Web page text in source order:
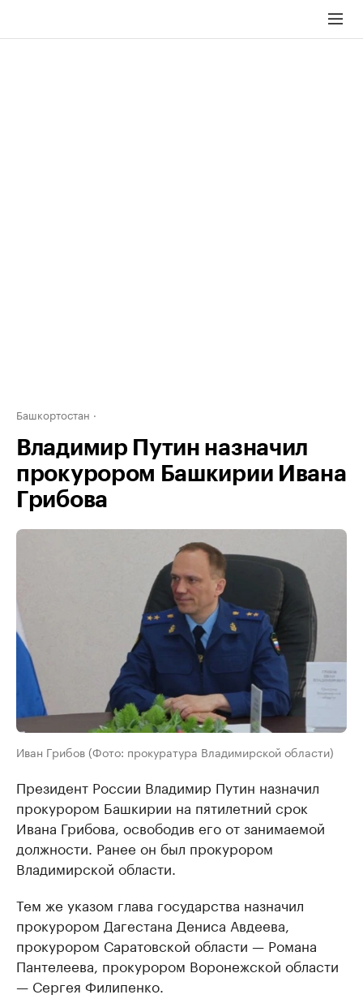
Башкортостан
Владимир Путин назначил
прокурором Башкирии Ивана
Грибова
Иван Грибов (Фото: прокуратура Владимирской области)
Президент России Владимир Путин назначил
прокурором Башкирии на пятилетний срок
Ивана Грибова, освободив его от занимаемой
должности. Ранее он был прокурором
Владимирской области.
Тем же указом глава государства назначил
прокурором Дагестана Дениса Авдеева,
прокурором Саратовской области — Романа
Пантелеева, прокурором Воронежской области
— Сергея Филипенко.